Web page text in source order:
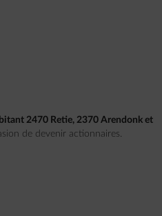
2470 Retie, 2370 Arendonk et
de devenir actionnaires.